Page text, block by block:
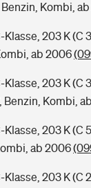
Kombi,
203 K (C
ab 2006
203 K (C
Benzin, Kombi,
203 K (C
ab 2006
203 K (C